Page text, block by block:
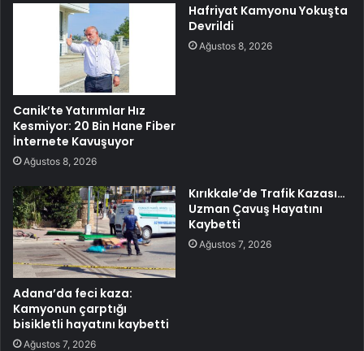
Canik’te Yatırımlar Hız
Kesmiyor: 20 Bin Hane Fiber
İnternete Kavuşuyor
Ağustos 8, 2026
Hafriyat Kamyonu Yokuşta
Devrildi
Ağustos 8, 2026
Adana’da feci kaza:
Kamyonun çarptığı
bisikletli hayatını kaybetti
Ağustos 7, 2026
Kırıkkale’de Trafik Kazası…
Uzman Çavuş Hayatını
Kaybetti
Ağustos 7, 2026